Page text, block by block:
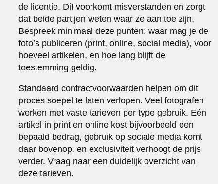
de licentie. Dit voorkomt misverstanden en zorgt
dat beide partijen weten waar ze aan toe zijn.
Bespreek minimaal deze punten: waar mag je de
foto’s publiceren (print, online, social media), voor
hoeveel artikelen, en hoe lang blijft de
toestemming geldig.
Standaard contractvoorwaarden helpen om dit
proces soepel te laten verlopen. Veel fotografen
werken met vaste tarieven per type gebruik. Eén
artikel in print en online kost bijvoorbeeld een
bepaald bedrag, gebruik op sociale media komt
daar bovenop, en exclusiviteit verhoogt de prijs
verder. Vraag naar een duidelijk overzicht van
deze tarieven.